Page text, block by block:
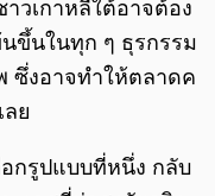
วเกาหลีใต้อาจต้อง
ขึ้นในทุก ๆ ธุรกรรม
ซึ่งอาจทำให้ตลาดค
ลย
กรูปแบบที่หนึ่ง กลับ